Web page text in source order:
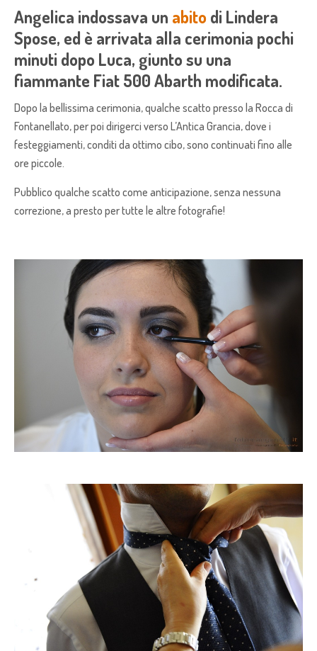
Angelica indossava un abitodi Lindera
Spose, ed è arrivata alla cerimonia pochi
minuti dopo Luca, giunto su una
fiammante Fiat 500 Abarth modificata.
Dopo la bellissima cerimonia, qualche scatto presso la Rocca di
Fontanellato, per poi dirigerci verso L’Antica Grancia, dove i
festeggiamenti, conditi da ottimo cibo, sono continuati fino alle
ore piccole.
Pubblico qualche scatto come anticipazione, senza nessuna
correzione, a presto per tutte le altre fotografie!